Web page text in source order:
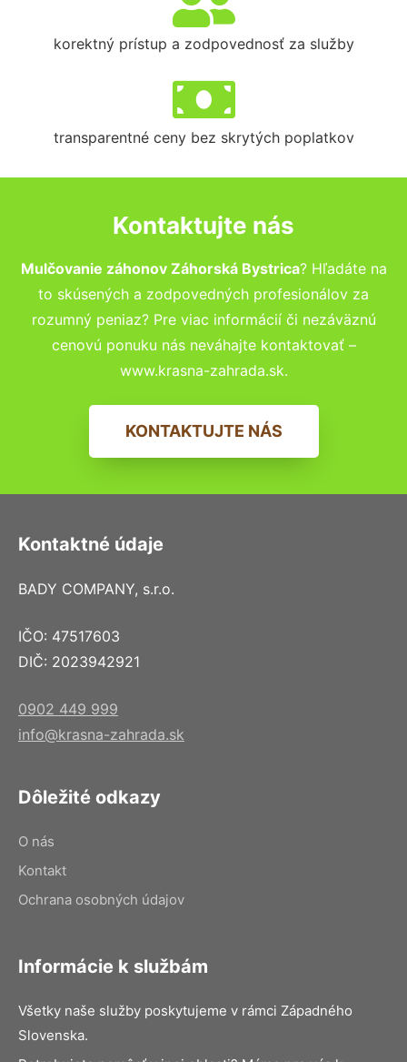
korektný prístup a zodpovednosť za služby
transparentné ceny bez skrytých poplatkov
Kontaktujte nás
Mulčovanie záhonov Záhorská Bystrica? Hľadáte na
to skúsených a zodpovedných profesionálov za
rozumný peniaz? Pre viac informácií či nezáväznú
cenovú ponuku nás neváhajte kontaktovať –
www.krasna-zahrada.sk.
KONTAKTUJTE NÁS
Kontaktné údaje
BADY COMPANY, s.r.o.
IČO: 47517603
DIČ: 2023942921
0902 449 999
info@krasna-zahrada.sk
Dôležité odkazy
O nás
Kontakt
Ochrana osobných údajov
Informácie k službám
Všetky naše služby poskytujeme v rámci Západného
Slovenska.